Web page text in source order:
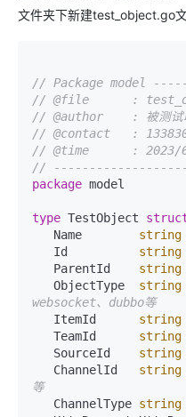
文件夹下新建test_object.go
// Package model
// @file      :
// @author    : 被测试
// @contact   :
// @time      : 2023/
//
package model
type TestObject
   Name
string
   Id
string
   ParentId
string
   ObjectType
string
websocket、dubbo等
   ItemId
string
   TeamId
string
   SourceId
string
   ChannelId
string
等
   ChannelType
string